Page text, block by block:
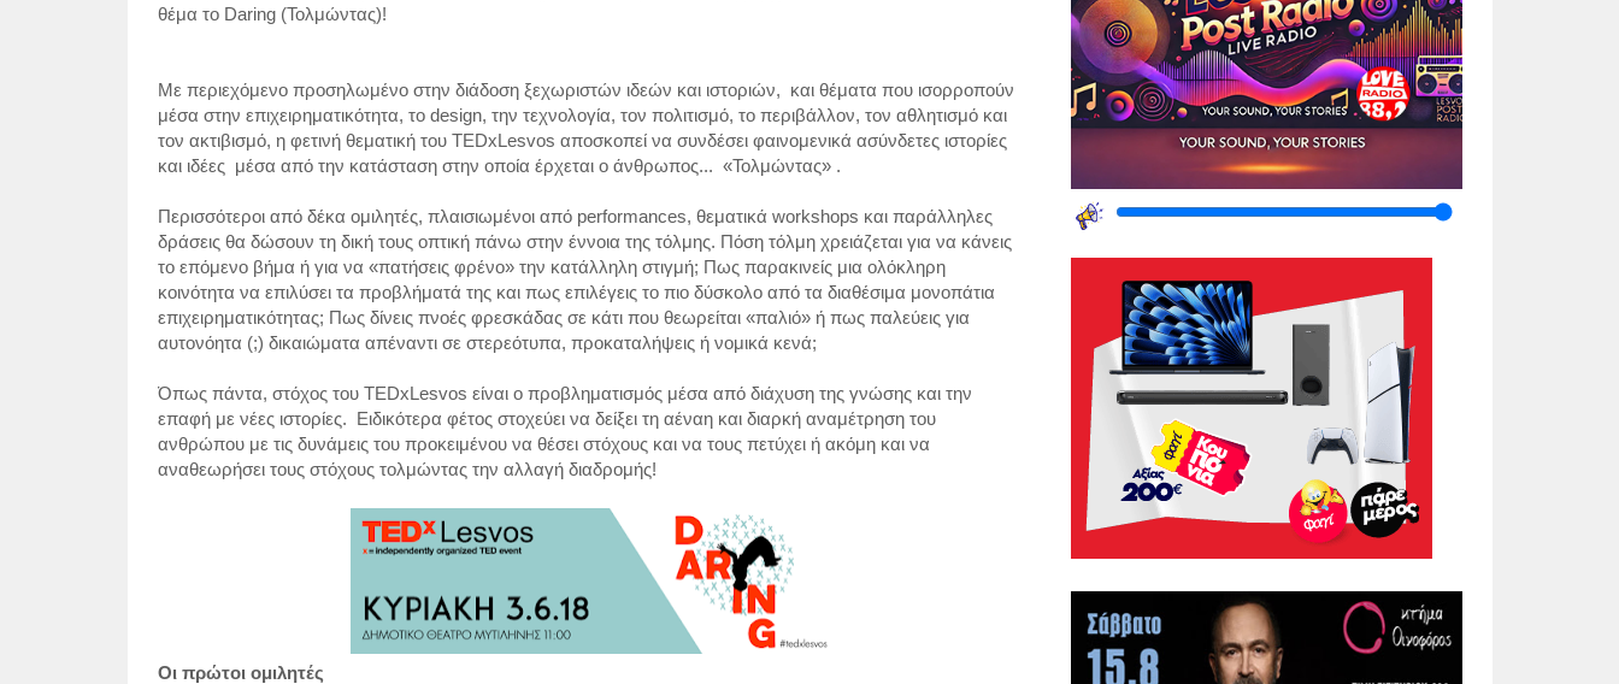
θέμα το Daring(Τολμώντας)!
Με περιεχόμενο προσηλωμένο στην διάδοση ξεχωριστών ιδεών και ιστοριών,
και θέματα που ισορροπούν
μέσα στην επιχειρηματικότητα, το design, την τεχνολογία, τον πολιτισμό, το περιβάλλον, τον αθλητισμό και
τον ακτιβισμό, η φετινή θεματική του TEDxLesvos αποσκοπεί να συνδέσει φαινομενικά ασύνδετες ιστορίες
και ιδέες μέσα από την κατάσταση στην οποία έρχεται ο άνθρωπος... «Τολμώντας» .
Περισσότεροι από δέκα ομιλητές, πλαισιωμένοι από performances, θεματικά workshops και παράλληλες
δράσεις θα δώσουν τη δική τους οπτική πάνω στην έννοια της τόλμης. Πόση τόλμη χρειάζεται για να κάνεις
το επόμενο βήμα ή για να «πατήσεις φρένο» την κατάλληλη στιγμή; Πως παρακινείς μια ολόκληρη
κοινότητα να επιλύσει τα προβλήματά της και πως επιλέγεις το πιο δύσκολο από τα διαθέσιμα μονοπάτια
επιχειρηματικότητας; Πως δίνεις πνοές φρεσκάδας σε κάτι που θεωρείται «παλιό» ή πως παλεύεις για
αυτονόητα (;) δικαιώματα απέναντι σε στερεότυπα, προκαταλήψεις ή νομικά κενά;
Όπως πάντα, στόχος του TEDxLesvos είναι ο προβληματισμός μέσα από διάχυση της γνώσης και την
επαφή με νέες ιστορίες.
Ειδικότερα φέτος στοχεύει να δείξει τη αέναη και διαρκή αναμέτρηση του
ανθρώπου με τις δυνάμεις του προκειμένου να θέσει στόχους και να τους πετύχει ή ακόμη και να
αναθεωρήσει τους στόχους τολμώντας την αλλαγή διαδρομής!
Οι πρώτοι ομιλητές